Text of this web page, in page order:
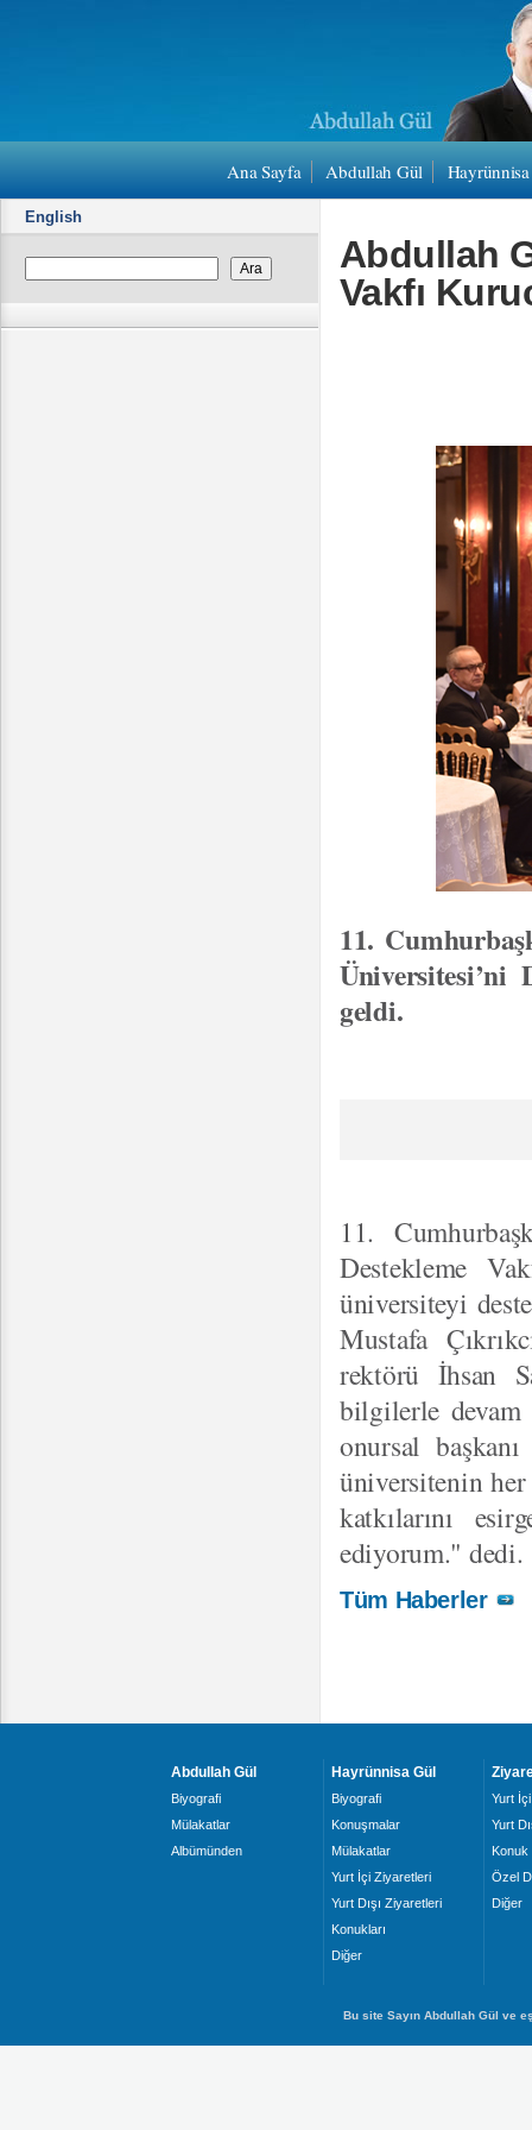
Ana Sayfa Abdullah Gül
English
Abdullah
Vakfı
11.
geldi.
11.
Destekleme
üniversiteyi
Mustafa
rektörü İhsan
bilgilerle devam
onursal
üniversitenin
katkılarını
ediyorum." dedi.
Tüm Haberler
Abdullah Gül
Biyografi
Mülakatlar
Albümünden
Hayrünnisa Gül
Biyografi
Konuşmalar
Mülakatlar
Yurt İçi Ziyaretleri
Yurt Dışı Ziyaretleri
Konukları
Diğer
Yurt İçi
Yurt
Konuk
Özel
Diğer
Bu site Sayın Abdullah Gül ve